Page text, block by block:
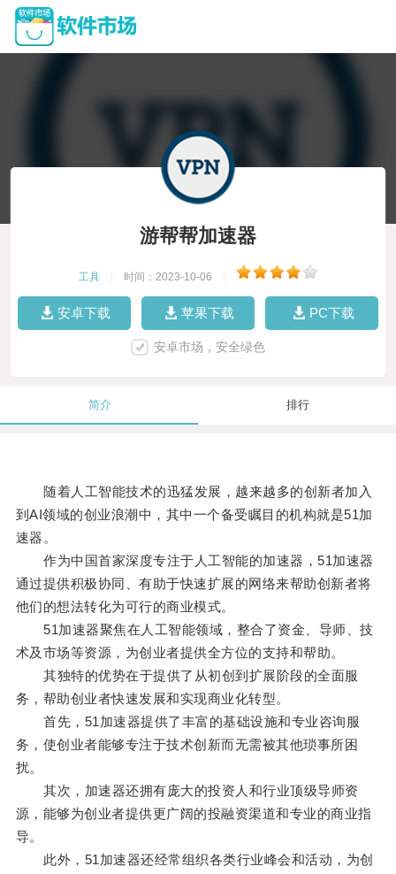
游帮帮加速器
工具 时间：2023-10-06
安卓下载 苹果下载 PC下载
安卓市场，安全绿色
简介 排行
随着人工智能技术的迅猛发展，越来越多的创新者加入
到AI领域的创业浪潮中，其中一个备受瞩目的机构就是51加
速器。
作为中国首家深度专注于人工智能的加速器，51加速器
通过提供积极协同、有助于快速扩展的网络来帮助创新者将
他们的想法转化为可行的商业模式。
51加速器聚焦在人工智能领域，整合了资金、导师、技
术及市场等资源，为创业者提供全方位的支持和帮助。
其独特的优势在于提供了从初创到扩展阶段的全面服
务，帮助创业者快速发展和实现商业化转型。
首先，51加速器提供了丰富的基础设施和专业咨询服
务，使创业者能够专注于技术创新而无需被其他琐事所困
扰。
其次，加速器还拥有庞大的投资人和行业顶级导师资
源，能够为创业者提供更广阔的投融资渠道和专业的商业指
导。
此外，51加速器还经常组织各类行业峰会和活动，为创